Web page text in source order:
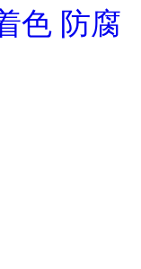
色 防腐